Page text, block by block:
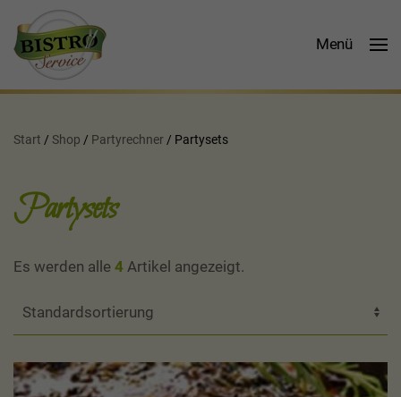
Menü
Produkt-
Katalog
Start / Shop / Partyrechner / Partysets
Partysets
Es werden alle 4 Artikel angezeigt.